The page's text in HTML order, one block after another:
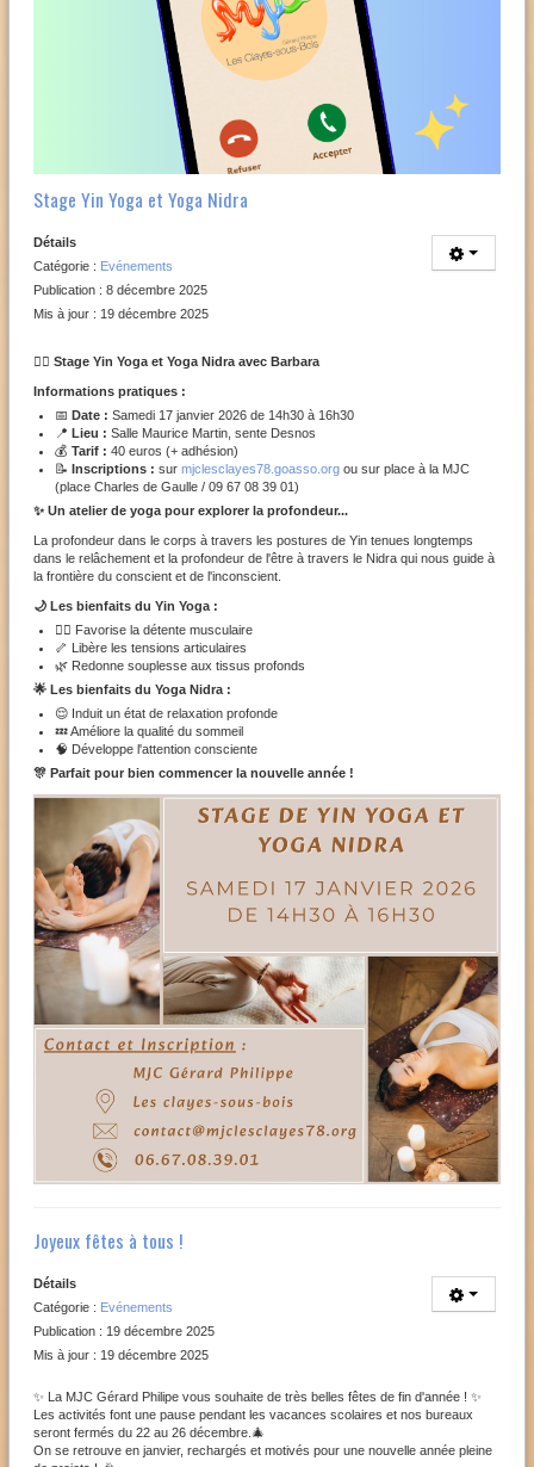
Stage Yin Yoga et Yoga Nidra
Détails
Catégorie : Evénements
Publication : 8 décembre 2025
Mis à jour : 19 décembre 2025
🧘‍♀️ Stage Yin Yoga et Yoga Nidra avec Barbara
Informations pratiques :
📅 Date : Samedi 17 janvier 2026 de 14h30 à 16h30
📍 Lieu : Salle Maurice Martin, sente Desnos
💰 Tarif : 40 euros (+ adhésion)
📝 Inscriptions : sur mjclesclayes78.goasso.org ou sur place à la MJC
(place Charles de Gaulle / 09 67 08 39 01)
✨ Un atelier de yoga pour explorer la profondeur...
La profondeur dans le corps à travers les postures de Yin tenues longtemps
dans le relâchement et la profondeur de l'être à travers le Nidra qui nous guide à
la frontière du conscient et de l'inconscient.
🌙 Les bienfaits du Yin Yoga :
💆‍♀️ Favorise la détente musculaire
🦴 Libère les tensions articulaires
🌿 Redonne souplesse aux tissus profonds
🌟 Les bienfaits du Yoga Nidra :
😌 Induit un état de relaxation profonde
💤 Améliore la qualité du sommeil
🧠 Développe l'attention consciente
🎊 Parfait pour bien commencer la nouvelle année !
Joyeux fêtes à tous !
Détails
Catégorie : Evénements
Publication : 19 décembre 2025
Mis à jour : 19 décembre 2025
✨ La MJC Gérard Philipe vous souhaite de très belles fêtes de fin d'année ! ✨
Les activités font une pause pendant les vacances scolaires et nos bureaux
seront fermés du 22 au 26 décembre.🎄
On se retrouve en janvier, rechargés et motivés pour une nouvelle année pleine